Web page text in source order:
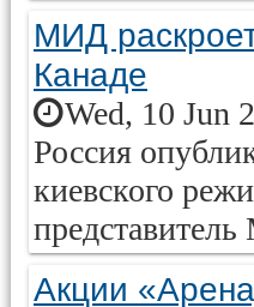
МИД
Канаде
Wed, 10 Jun
Россия
киевского
Акции